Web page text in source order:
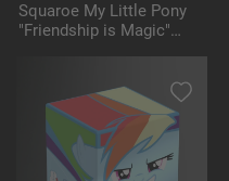
Squaroe My Little Pony
"Friendship is Magic"